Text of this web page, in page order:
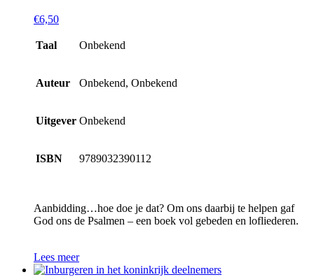
€6,50
Taal Onbekend
Auteur Onbekend, Onbekend
Uitgever Onbekend
ISBN 9789032390112
Aanbidding…hoe doe je dat? Om ons daarbij te helpen gaf
God ons de Psalmen – een boek vol gebeden en lofliederen.
Lees meer